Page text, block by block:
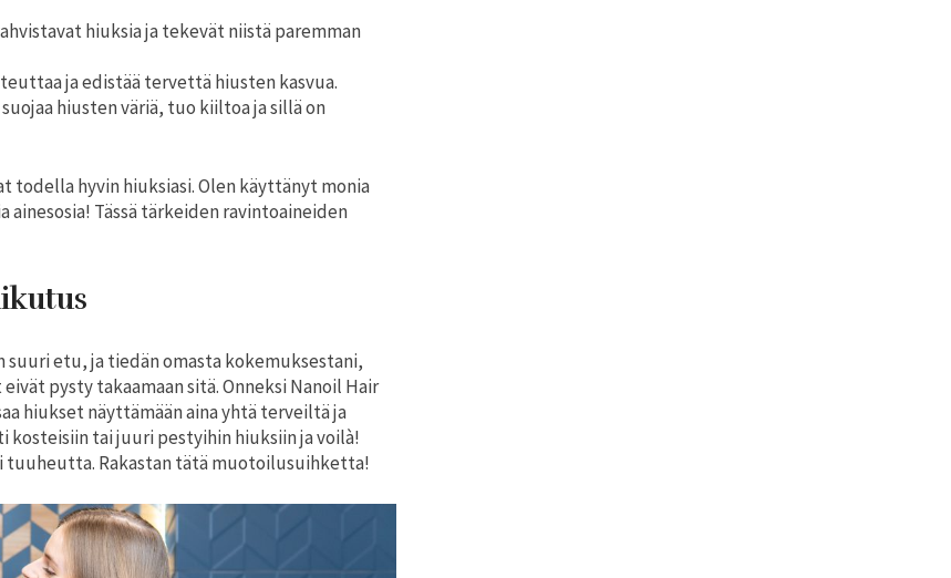
hiuksia ja tekevät niistä paremman
ja edistää tervettä hiusten kasvua.
hiusten väriä, tuo kiiltoa ja sillä on
todella hyvin hiuksiasi. Olen käyttänyt monia
Tässä tärkeiden ravintoaineiden
suuri etu, ja tiedän omasta kokemuksestani,
pysty takaamaan sitä. Onneksi Nanoil Hair
hiukset näyttämään aina yhtä terveiltä ja
tai juuri pestyihin hiuksiin ja voilà!
tuuheutta. Rakastan tätä muotoilusuihketta!